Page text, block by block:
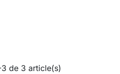
de 3 article(s)